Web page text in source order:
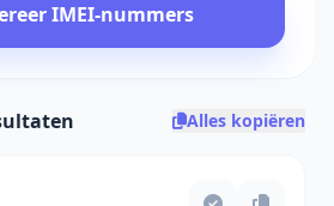
IMEI-nummers
Alles kopiëren